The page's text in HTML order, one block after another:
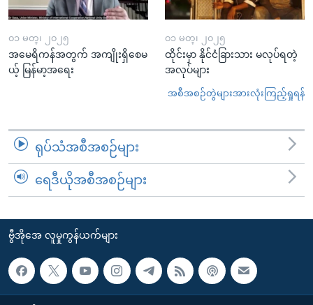
၀၁ မတ္၊ ၂၀၂၅
အမေရိကန်အတွက် အကျိုးရှိစေမ
ယ့် မြန်မာ့အရေး
၀၁ မတ္၊ ၂၀၂၅
ထိုင်းမှာ နိုင်ငံခြားသား မလုပ်ရတဲ့
အလုပ်များ
အစီအစဉ်တွဲများအားလုံးကြည့်ရှုရန်
ရုပ်သံအစီအစဉ်များ
ရေဒီယိုအစီအစဉ်များ
ဗွီအိုအေ လူမှုကွန်ယက်များ